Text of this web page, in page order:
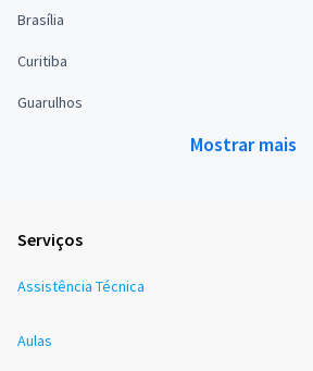
Brasília
Curitiba
Guarulhos
Mostrar mais
Serviços
Assistência Técnica
Aulas